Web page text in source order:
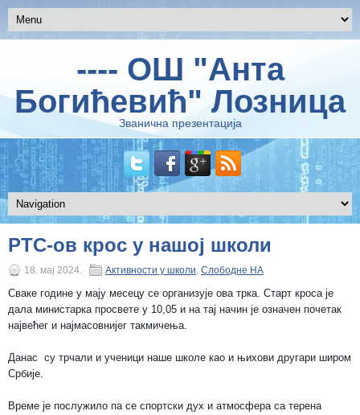
---- ОШ "Анта
Богићевић" Лозница
Званична презентација
РТС-ов крос у нашој школи
18. мај 2024. Активности у школи, Слободне НА
Сваке године у мају месецу се организује ова трка. Старт кроса је
дала министарка просвете у 10,05 и на тај начин је означен почетак
највећег и најмасовнијег такмичења.
Данас су трчали и ученици наше школе као и њихови другари широм
Србије.
Време је послужило па се спортски дух и атмосфера са терена